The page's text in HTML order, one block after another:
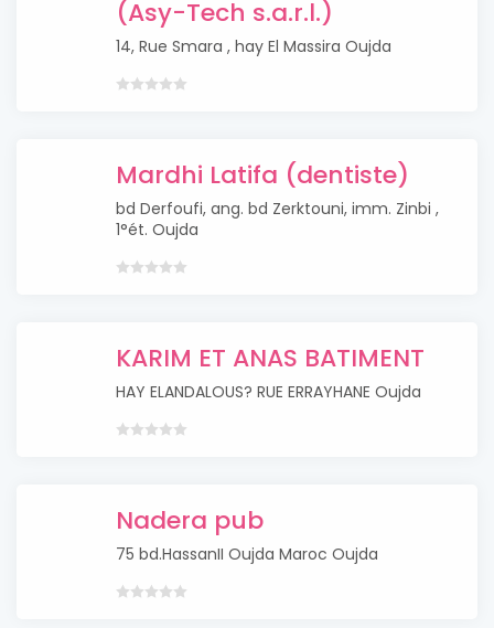
(Asy-Tech s.a.r.l.)
14, Rue Smara , hay El Massira Oujda
Mardhi Latifa (dentiste)
bd Derfoufi, ang. bd Zerktouni, imm. Zinbi ,
1°ét. Oujda
KARIM ET ANAS BATIMENT
HAY ELANDALOUS? RUE ERRAYHANE Oujda
Nadera pub
75 bd.HassanII Oujda Maroc Oujda